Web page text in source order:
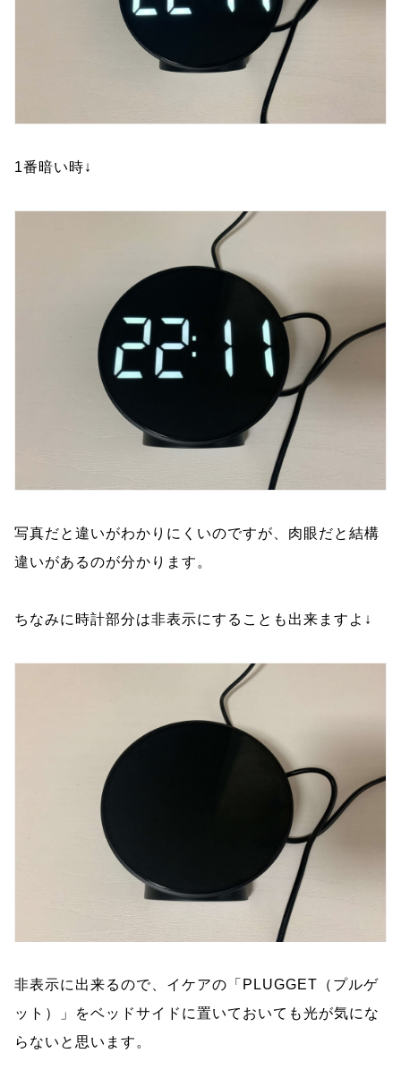
1番暗い時↓
写真だと違いがわかりにくいのですが、肉眼だと結構
違いがあるのが分かります。
ちなみに時計部分は非表示にすることも出来ますよ↓
非表示に出来るので、イケアの「PLUGGET（プルゲ
ット）」をベッドサイドに置いておいても光が気にな
らないと思います。